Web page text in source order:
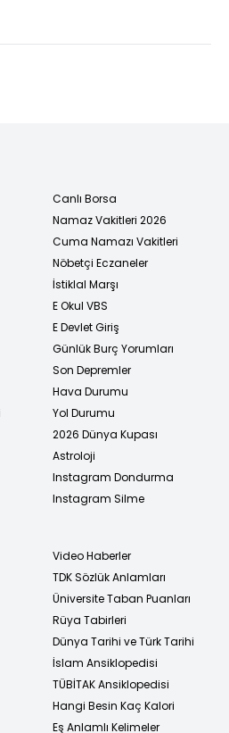
Canlı Borsa
Namaz Vakitleri 2026
Cuma Namazı Vakitleri
Nöbetçi Eczaneler
İstiklal Marşı
E Okul VBS
E Devlet Giriş
Günlük Burç Yorumları
Son Depremler
Hava Durumu
Yol Durumu
2026 Dünya Kupası
Astroloji
Instagram Dondurma
Instagram Silme
Video Haberler
TDK Sözlük Anlamları
Üniversite Taban Puanları
Rüya Tabirleri
Dünya Tarihi ve Türk Tarihi
İslam Ansiklopedisi
TÜBİTAK Ansiklopedisi
Hangi Besin Kaç Kalori
Eş Anlamlı Kelimeler